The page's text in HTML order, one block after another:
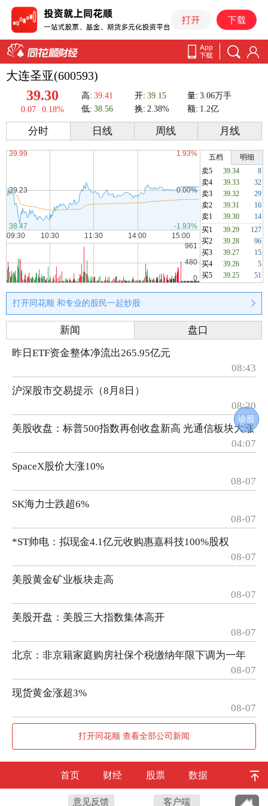
大连圣亚(600593)
39.30
0.07 0.18%
高: 39.41 开: 39.15 量: 3.06万手
低: 38.56 换: 2.38% 额: 1.2亿
分时 日线 周线 月线
五档
明细
卖5
39.34
8
卖4
39.33
32
卖3
39.32
29
卖2
39.31
16
卖1
39.30
14
买1
39.29
127
买2
39.28
96
买3
39.27
15
买4
39.26
5
买5
39.25 51
打开同花顺 和专业的股民一起炒股
诊股
新闻
盘口
昨日ETF资金整体净流出265.95亿元
08:43
沪深股市交易提示（8月8日）
08:20
美股收盘：标普500指数再创收盘新高 光通信板块大涨
04:07
SpaceX股价大涨10%
08-07
SK海力士跌超6%
08-07
*ST帅电：拟现金4.1亿元收购惠嘉科技100%股权
08-07
美股黄金矿业板块走高
08-07
美股开盘：美股三大指数集体高开
08-07
北京：非京籍家庭购房社保个税缴纳年限下调为一年
08-07
现货黄金涨超3%
08-07
打开同花顺 查看全部公司新闻
首页 财经 股票 数据
意见反馈 客户端